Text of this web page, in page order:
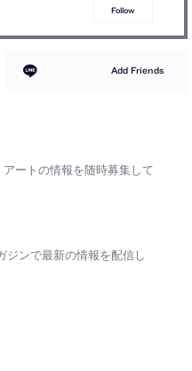
Follow
Add Friends
ートの情報を随時募集して
ジンで最新の情報を配信し